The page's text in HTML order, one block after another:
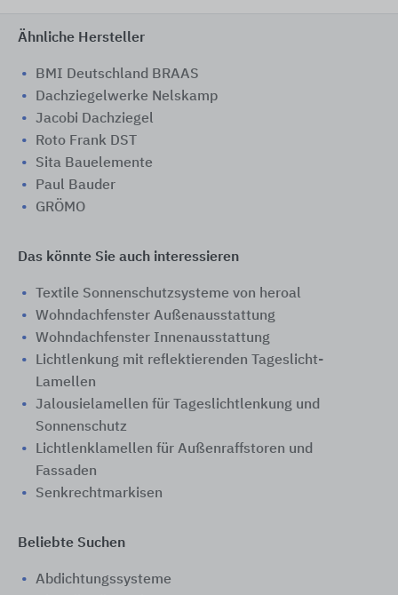
Ähnliche Hersteller
BMI Deutschland BRAAS
Dachziegelwerke Nelskamp
Jacobi Dachziegel
Roto Frank DST
Sita Bauelemente
Paul Bauder
GRÖMO
Das könnte Sie auch interessieren
Textile Sonnenschutzsysteme von heroal
Wohndachfenster Außenausstattung
Wohndachfenster Innenausstattung
Lichtlenkung mit reflektierenden Tageslicht-
Lamellen
Jalousielamellen für Tageslichtlenkung und
Sonnenschutz
Lichtlenklamellen für Außenraffstoren und
Fassaden
Senkrechtmarkisen
Beliebte Suchen
Abdichtungssysteme